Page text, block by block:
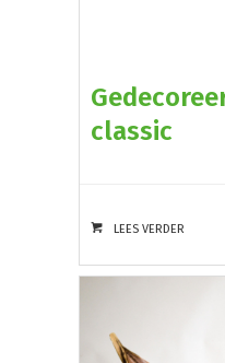
classic
LEES VERDER